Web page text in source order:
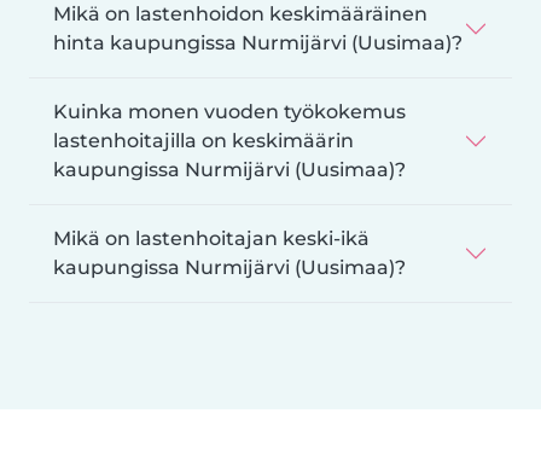
Mikä on lastenhoidon keskimääräinen
hinta kaupungissa Nurmijärvi (Uusimaa)?
Kuinka monen vuoden työkokemus
lastenhoitajilla on keskimäärin
kaupungissa Nurmijärvi (Uusimaa)?
Mikä on lastenhoitajan keski-ikä
kaupungissa Nurmijärvi (Uusimaa)?